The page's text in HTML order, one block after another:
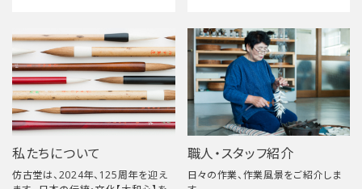
私たちについて
仿古堂は、2024年、125周年を迎え
職人・スタッフ紹介
日々の作業、作業風景をご紹介しま